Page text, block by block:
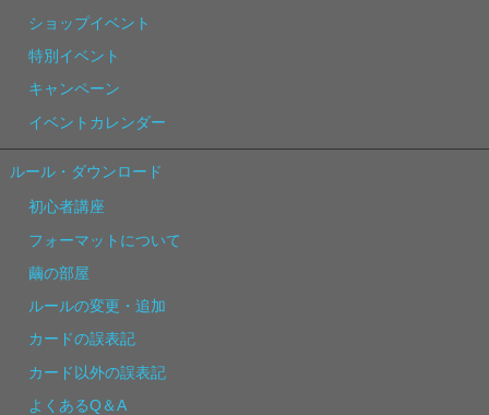
ショップイベント
特別イベント
キャンペーン
イベントカレンダー
ルール・ダウンロード
初心者講座
フォーマットについて
繭の部屋
ルールの変更・追加
カードの誤表記
カード以外の誤表記
よくあるQ＆A